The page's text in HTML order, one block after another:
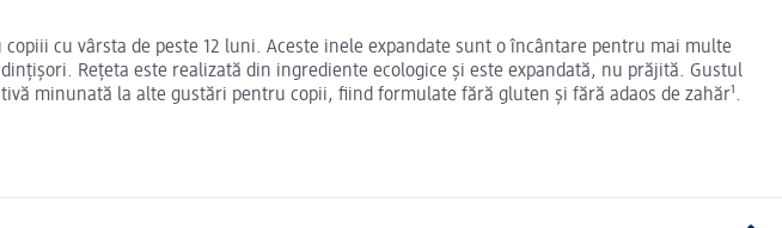
cu vârsta de peste 12 luni. Aceste inele expandate sunt o încântare pentru mai multe
Rețeta este realizată din ingrediente ecologice și este expandată, nu prăjită. Gustul
minunată la alte gustări pentru copii, fiind formulate fără gluten și fără adaos de zahăr¹.